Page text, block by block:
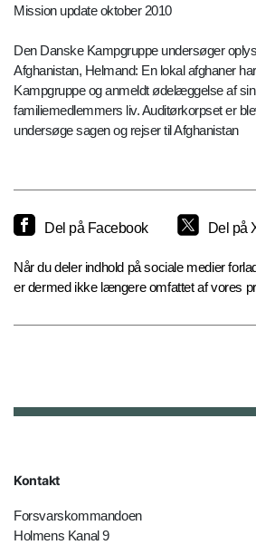
Mission update oktober 2010
Den Danske Kampgruppe undersøger
Afghanistan, Helmand: En lokal afghaner
Kampgruppe og anmeldt ødelæggelse af
familiemedlemmers liv. Auditørkorpset er
undersøge sagen og rejser til Afghanistan
Del på Facebook Del på
Når du deler indhold på sociale medier
er dermed ikke længere omfattet af vores
Kontakt
Forsvarskommandoen
Holmens Kanal 9